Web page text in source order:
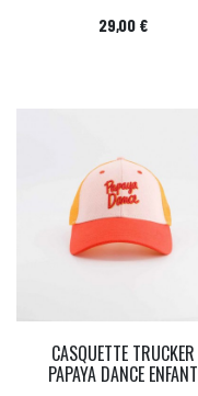
Prix
29,00 €
CASQUETTE TRUCKER
PAPAYA DANCE ENFANT